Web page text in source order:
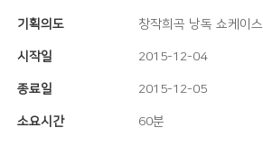
기획의도 창작희곡 낭독 쇼케이스
시작일 2015-12-04
종료일 2015-12-05
소요시간 60분